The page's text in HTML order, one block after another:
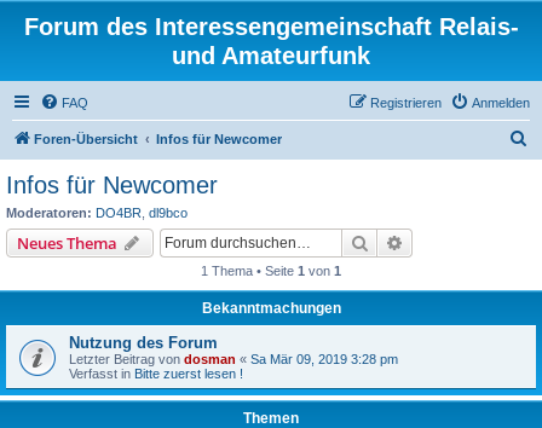
Forum des Interessengemeinschaft Relais-
und Amateurfunk
FAQ Anmelden
Registrieren
Foren-Übersicht Infos für Newcomer
Infos für Newcomer
Moderatoren: DO4BR dl9bco
Neues Thema Suche
1 Thema • Seite 1 von 1
Bekanntmachungen
Nutzung des Forum
Letzter Beitrag von dosman « Sa Mär 09, 2019 3:28 pm
Verfasst in Bitte zuerst lesen !
Themen